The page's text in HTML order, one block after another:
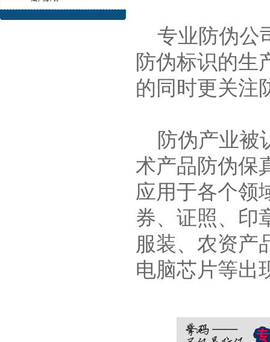
专业防伪公
防伪标识的生
的同时更关注
防伪产业被
术产品防伪保
应用于各个领
券、证照、印
服装、农资产
电脑芯片等出